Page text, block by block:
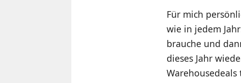
Für mich
wie in jedem
brauche und
dieses Jahr